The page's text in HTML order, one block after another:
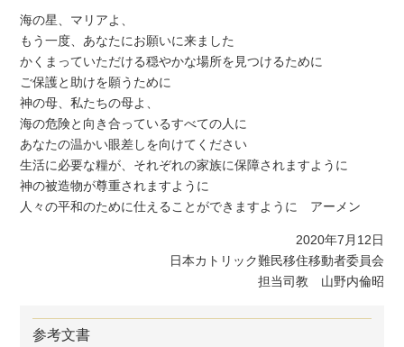
海の星、マリアよ、
もう一度、あなたにお願いに来ました
かくまっていただける穏やかな場所を見つけるために
ご保護と助けを願うために
神の母、私たちの母よ、
海の危険と向き合っているすべての人に
あなたの温かい眼差しを向けてください
生活に必要な糧が、それぞれの家族に保障されますように
神の被造物が尊重されますように
人々の平和のために仕えることができますように アーメン
2020年7月12日
日本カトリック難民移住移動者委員会
担当司教 山野内倫昭
参考文書